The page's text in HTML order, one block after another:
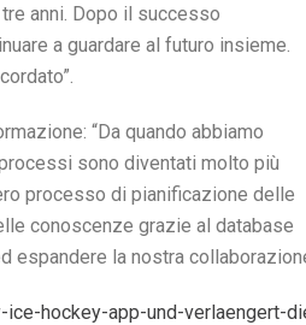
anni. Dopo il successo
a guardare al futuro insieme.
“Da quando abbiamo
sono diventati molto più
processo di pianificazione delle
conoscenze grazie al database
espandere la nostra
hockey-app-und-verlaengert-